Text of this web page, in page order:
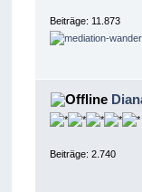
Beiträge: 11.873
Beiträge: 2.740